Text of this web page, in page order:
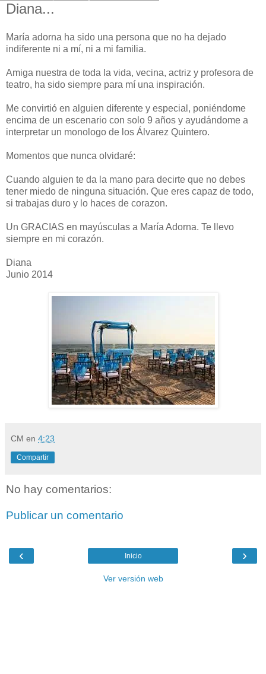
Diana...
María adorna ha sido una persona que no ha dejado
indiferente ni a mí, ni a mi familia.
Amiga nuestra de toda la vida, vecina, actriz y profesora de
teatro, ha sido siempre para mí una inspiración.
Me convirtió en alguien diferente y especial, poniéndome
encima de un escenario con solo 9 años y ayudándome a
interpretar un monologo de los Álvarez Quintero.
Momentos que nunca olvidaré:
Cuando alguien te da la mano para decirte que no debes
tener miedo de ninguna situación. Que eres capaz de todo,
si trabajas duro y lo haces de corazon.
Un GRACIAS en mayúsculas a María Adorna. Te llevo
siempre en mi corazón.
Diana
Junio 2014
CM en 4:23
Compartir
No hay comentarios:
Publicar un comentario
‹ ›
Inicio
Ver versión web